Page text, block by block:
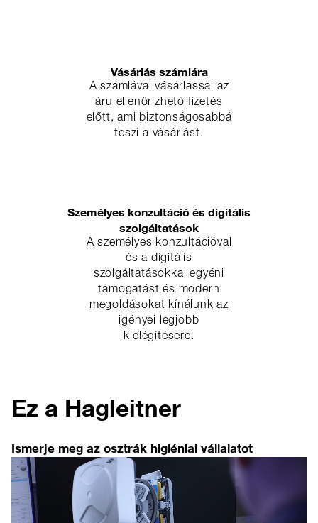
Vásárlás számlára
A számlával vásárlással az
áru ellenőrizhető fizetés
előtt, ami biztonságosabbá
teszi a vásárlást.
Személyes konzultáció és digitális
szolgáltatások
A személyes konzultációval
és a digitális
szolgáltatásokkal egyéni
támogatást és modern
megoldásokat kínálunk az
igényei legjobb
kielégítésére.
Ez a Hagleitner
Ismerje meg az osztrák higiéniai vállalatot